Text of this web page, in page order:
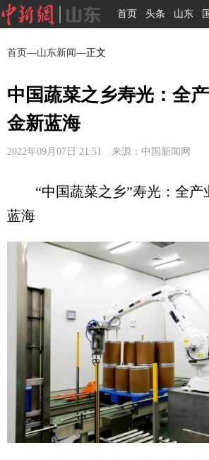
首页 头条 山东
首页—山东新闻—正文
中国蔬菜之乡寿光：全
金新蓝海
2022年09月07日 21:51 来源：中国新闻网
“中国蔬菜之乡”寿光：全产
蓝海